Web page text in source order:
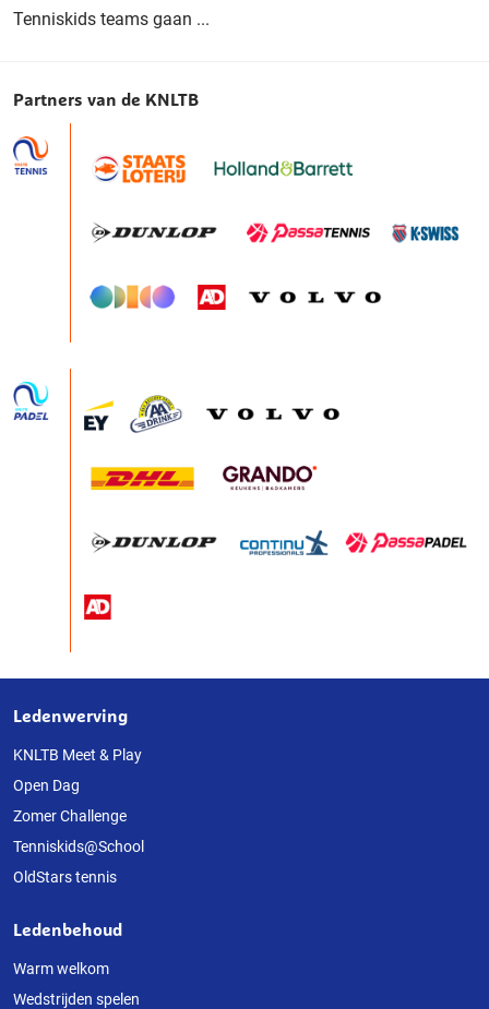
Tenniskids teams gaan ...
Partners van de KNLTB
Over
deze
website
Ledenwerving
KNLTB Meet & Play
Open Dag
Zomer Challenge
Tenniskids@School
OldStars tennis
Ledenbehoud
Warm welkom
Wedstrijden spelen